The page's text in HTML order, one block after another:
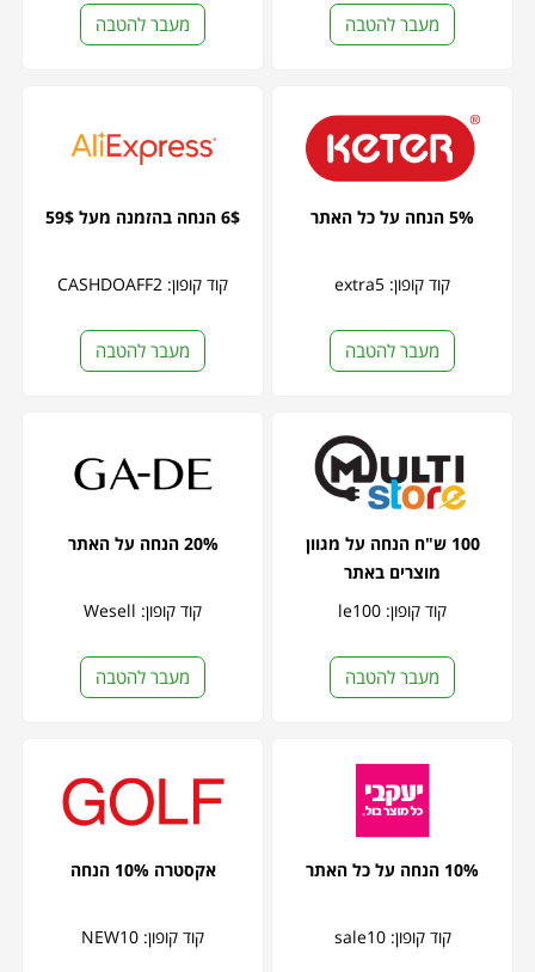
מעבר להטבה מעבר להטבה
5% הנחה על כל האתר
קוד קופון: extra5
מעבר להטבה
6$ הנחה בהזמנה מעל 59$
קוד קופון: CASHDOAFF2
מעבר להטבה
100 ש"ח הנחה על מגוון
מוצרים באתר
קוד קופון: le100
מעבר להטבה
20% הנחה על האתר
קוד קופון: Wesell
מעבר להטבה
10% הנחה על כל האתר
קוד קופון: sale10
אקסטרה 10% הנחה
קוד קופון: NEW10